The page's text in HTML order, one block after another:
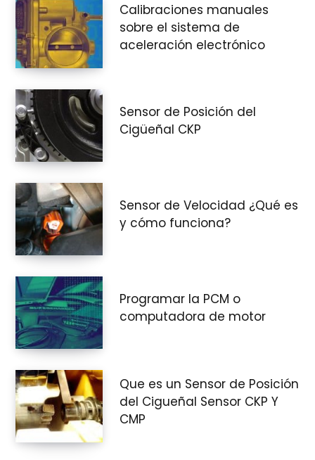
Calibraciones manuales
sobre el sistema de
aceleración electrónico
Sensor de Posición del
Cigüeñal CKP
Sensor de Velocidad ¿Qué es
y cómo funciona?
Programar la PCM o
computadora de motor
Que es un Sensor de Posición
del Cigueñal Sensor CKP Y
CMP